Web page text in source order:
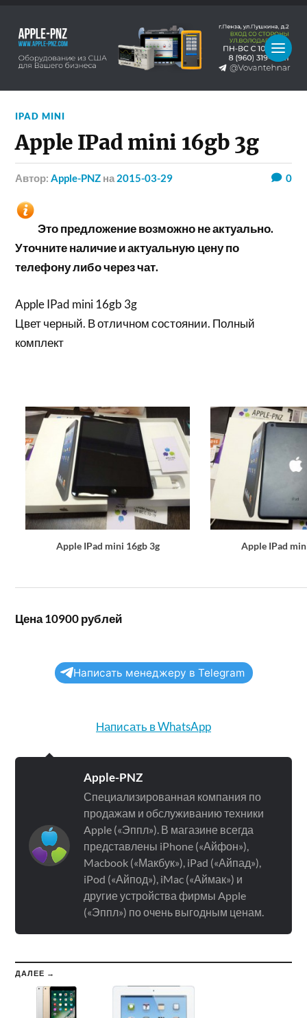
IPAD MINI
Apple IPad mini 16gb 3g
Автор:Apple-PNZ на 2015-03-29 0
Это предложение возможно не актуально.
Уточните наличие и актуальную цену по
телефону либо через чат.
Apple IPad mini 16gb 3g
Цвет черный. В отличном состоянии. Полный
комплект
Apple IPad mini 16gb 3g Apple IPad
Цена 10900 рублей
Написать менеджеру в Telegram
Написать в WhatsApp
Apple-PNZ
Специализированная компания по
продажам и обслуживанию техники
Apple («Эппл»). В магазине всегда
представлены iPhone («Айфон»),
Macbook («Макбук»), iPad («Айпад»),
iPod («Айпод»), iMac («Аймак») и
другие устройства фирмы Apple
(«Эппл») по очень выгодным ценам.
ДАЛЕЕ →